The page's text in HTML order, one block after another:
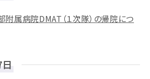
属病院DMAT（１次隊）の帰院につ